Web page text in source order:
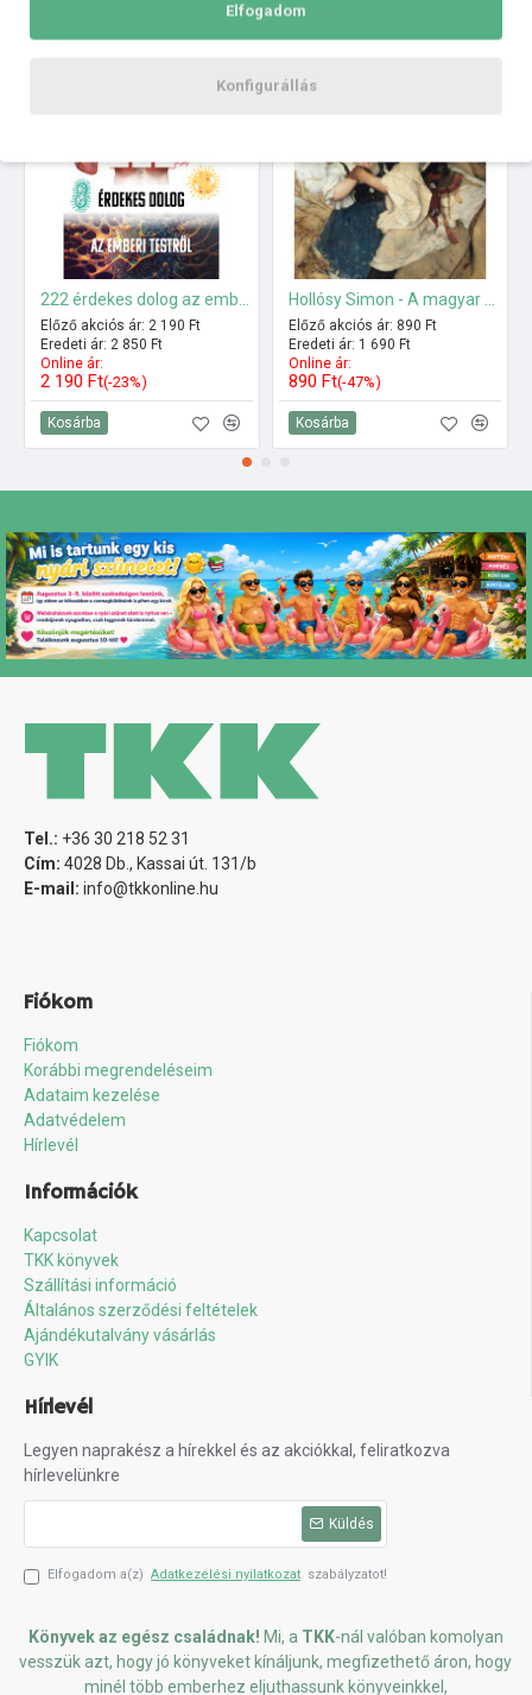
Előző akciós ár: 2 190 Ft
Eredeti ár: 2 850 Ft
Online ár:
2 190 Ft(-23%)
Kosárba
Előző akciós ár: 890 Ft
Eredeti ár: 1 690 Ft
Online ár:
890 Ft(-47%)
Kosárba
Tel.: +36 30 218 52 31
Cím: 4028 Db., Kassai út. 131/b
E-mail: info@tkkonline.hu
Fiókom
Fiókom
Korábbi megrendeléseim
Adataim kezelése
Adatvédelem
Hírlevél
Információk
Kapcsolat
TKK könyvek
Szállítási információ
Általános szerződési feltételek
Ajándékutalvány vásárlás
GYIK
Hírlevél
Legyen naprakész a hírekkel és az akciókkal, feliratkozva
hírlevelünkre
Küldés
Elfogadom a(z) Adatkezelési nyilatkozat szabályzatot!
Könyvek az egész családnak! Mi, a TKK-nál valóban komolyan
vesszük azt, hogy jó könyveket kínáljunk, megfizethető áron, hogy
minél több emberhez eljuthassunk könyveinkkel,
Elfogadom
Konfigurállás